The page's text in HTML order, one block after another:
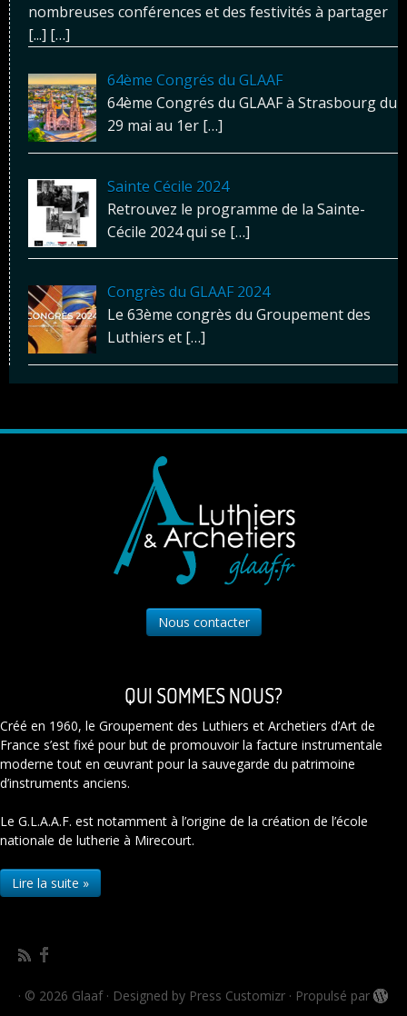
nombreuses conférences et des festivités à partager
[...] […]
64ème Congrés du GLAAF
64ème Congrés du GLAAF à Strasbourg du
29 mai au 1er […]
Sainte Cécile 2024
Retrouvez le programme de la Sainte-
Cécile 2024 qui se […]
Congrès du GLAAF 2024
Le 63ème congrès du Groupement des
Luthiers et […]
Nous contacter
QUI SOMMES NOUS?
Créé en 1960, le Groupement des Luthiers et Archetiers d’Art de
France s’est fixé pour but de promouvoir la facture instrumentale
moderne tout en œuvrant pour la sauvegarde du patrimoine
d’instruments anciens.
Le G.L.A.A.F. est notamment à l’origine de la création de l’école
nationale de lutherie à Mirecourt.
Lire la suite »
· © 2026 Glaaf· Designed by Press Customizr · Propulsé par